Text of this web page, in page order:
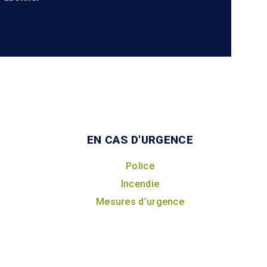
EN CAS D'URGENCE
Police
Incendie
Mesures d’urgence